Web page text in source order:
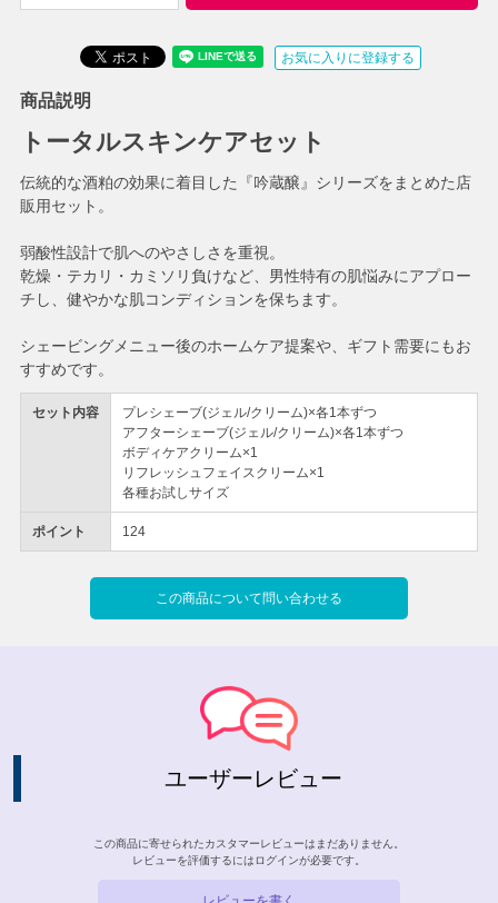
セット内容
プレシェーブ(ジェル/クリーム)×各1本ずつ
アフターシェーブ(ジェル/クリーム)×各1本ずつ
ボディケアクリーム×1
リフレッシュフェイスクリーム×1
各種お試しサイズ
ポイント 124
お気に入りに登録する
この商品について問い合わせる
商品説明
トータルスキンケアセット
伝統的な酒粕の効果に着目した『吟蔵醸』シリーズをまとめた店
販用セット。
弱酸性設計で肌へのやさしさを重視。
乾燥・テカリ・カミソリ負けなど、男性特有の肌悩みにアプロー
チし、健やかな肌コンディションを保ちます。
シェービングメニュー後のホームケア提案や、ギフト需要にもお
すすめです。
ユーザーレビュー
この商品に寄せられたカスタマーレビューはまだありません。
レビューを評価するには ログインが必要です。